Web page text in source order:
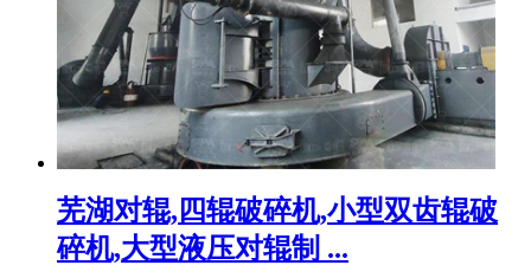
芜湖对辊,四辊破碎机,小型双齿辊破
碎机,大型液压对辊制 ...